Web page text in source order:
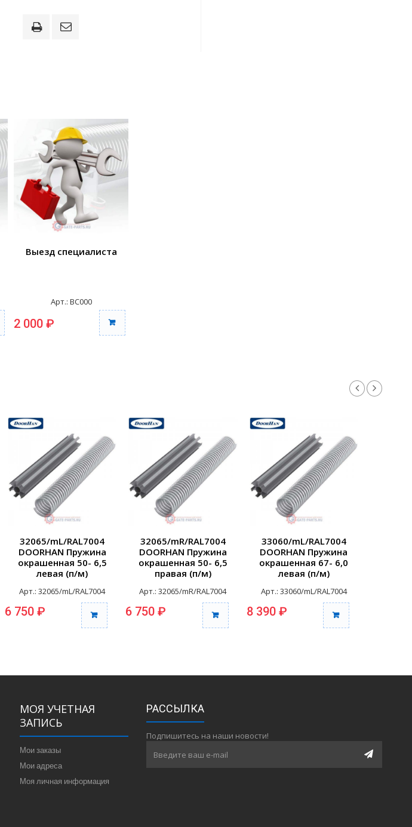
Выезд специалиста
Арт.: ВС000
2 000 ₽
32065/mL/RAL7004
DOORHAN Пружина
окрашенная 50- 6,5
левая (п/м)
Арт.: 32065/mL/RAL7004
6 750 ₽
32065/mR/RAL7004
DOORHAN Пружина
окрашенная 50- 6,5
правая (п/м)
Арт.: 32065/mR/RAL7004
6 750 ₽
33060/mL/RAL7004
DOORHAN Пружина
окрашенная 67- 6,0
левая (п/м)
Арт.: 33060/mL/RAL7004
8 390 ₽
МОЯ УЧЕТНАЯ
ЗАПИСЬ
Мои заказы
Мои адреса
Моя личная информация
РАССЫЛКА
Подпишитесь на наши новости!